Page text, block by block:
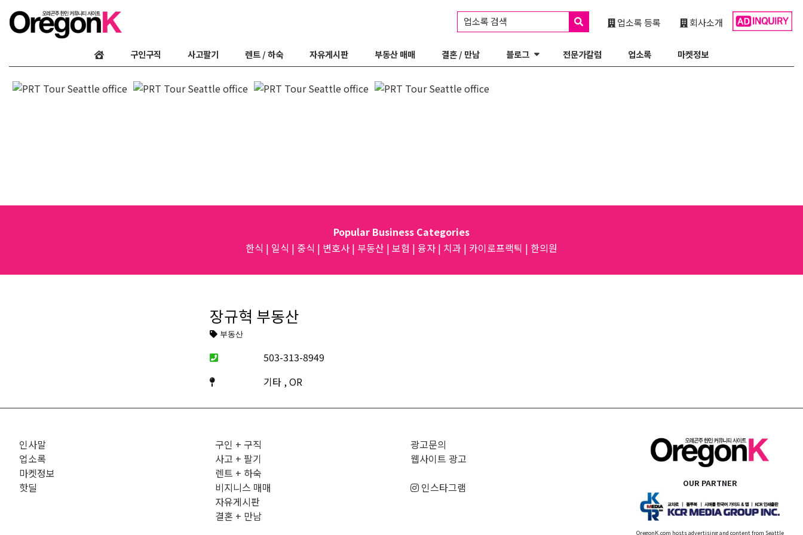
회사소개
업소록 등록
업소록 검색
구인구직 사고팔기 렌트 / 하숙 자유게시판 부동산 매매 결혼 / 만남 블로그 전문가칼럼 업소록 마켓정보
Popular Business Categories
한식 | 일식 | 중식 | 변호사 | 부동산 | 보험 | 융자 | 치과 | 카이로프랙틱 | 한의원
장규혁 부동산
부동산
503-313-8949
기타 , OR
인사말
업소록
마켓정보
핫딜
구인 + 구직
사고 + 팔기
렌트 + 하숙
비지니스 매매
자유게시판
결혼 + 만남
광고문의
웹사이트 광고
인스타그램
OUR PARTNER
OregonK.com hosts advertising and content from Seattle